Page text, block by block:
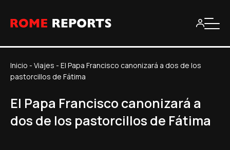
Inicio - Viajes - El Papa Francisco canonizará a dos de los
pastorcillos de Fátima
El Papa Francisco canonizará a
dos de los pastorcillos de Fátima